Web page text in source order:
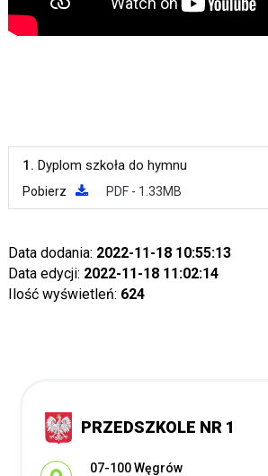
1. Dyplom szkoła do hymnu
Pobierz PDF - 1.33MB
Data dodania: 2022-11-18 10:55:13
Data edycji: 2022-11-18 11:02:14
Ilość wyświetleń: 624
PRZEDSZKOLE NR 1
Adres pocztowy:
07-100 Węgrów